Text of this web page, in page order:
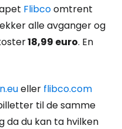
Flibcoomtrent
alle avganger og
18,99 euro. En
eller flibco.com
til de samme
da du kan ta hvilken